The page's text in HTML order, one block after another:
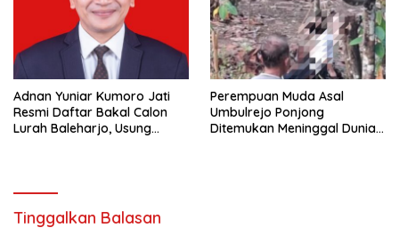
Adnan Yuniar Kumoro Jati
Resmi Daftar Bakal Calon
Lurah Baleharjo, Usung
Perempuan Muda Asal
Umbulrejo Ponjong
Ditemukan Meninggal Dunia
Tinggalkan Balasan